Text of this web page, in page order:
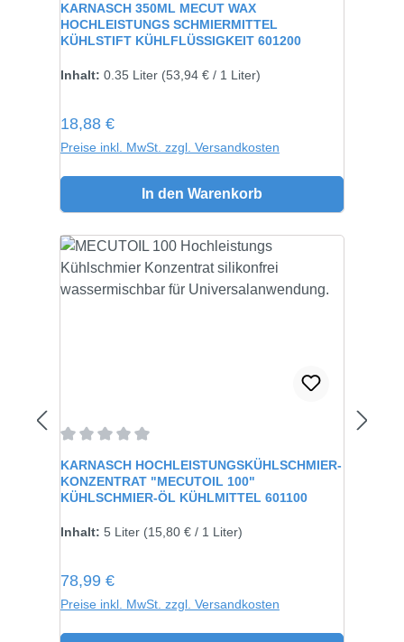
KARNASCH 350ML MECUT WAX
HOCHLEISTUNGS SCHMIERMITTEL
KÜHLSTIFT KÜHLFLÜSSIGKEIT 601200
Inhalt: 0.35 Liter (53,94 € / 1 Liter)
Regulärer Preis:
18,88 €
Preise inkl. MwSt. zzgl. Versandkosten
In den Warenkorb
Durchschnittliche Bewertung von 0 von 5 Sternen
KARNASCH HOCHLEISTUNGSKÜHLSCHMIER-
KONZENTRAT "MECUTOIL 100"
KÜHLSCHMIER-ÖL KÜHLMITTEL 601100
Inhalt: 5 Liter (15,80 € / 1 Liter)
Regulärer Preis:
78,99 €
Preise inkl. MwSt. zzgl. Versandkosten